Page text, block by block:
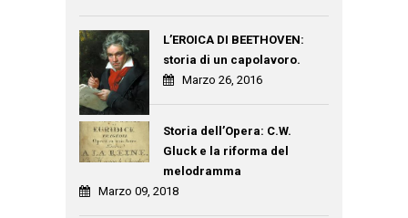
L’EROICA DI BEETHOVEN:
storia di un capolavoro.
Marzo 26, 2016
Storia dell’Opera: C.W.
Gluck e la riforma del
melodramma
Marzo 09, 2018